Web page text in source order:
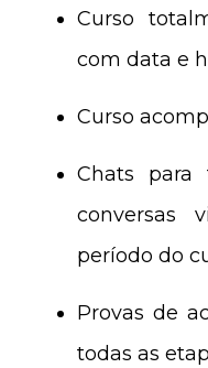
Curso
com data e
Curso
Chats para
conversas
período do
Provas de
todas as